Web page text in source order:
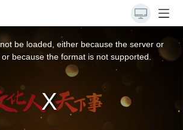
be loaded, either because the server or
because the format is not supported.